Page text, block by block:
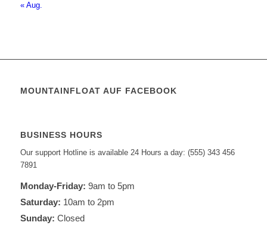
« Aug.
MOUNTAINFLOAT AUF FACEBOOK
BUSINESS HOURS
Our support Hotline is available 24 Hours a day: (555) 343 456
7891
Monday-Friday: 9am to 5pm
Saturday: 10am to 2pm
Sunday: Closed